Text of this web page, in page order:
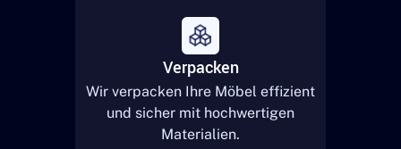
Verpacken
Wir verpacken Ihre Möbel effizient
und sicher mit hochwertigen
Materialien.